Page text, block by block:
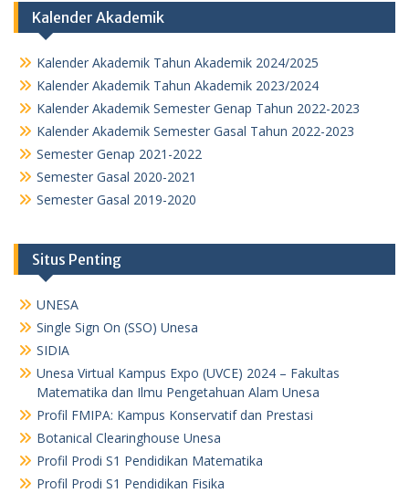
Kalender Akademik
Kalender Akademik Tahun Akademik 2024/2025
Kalender Akademik Tahun Akademik 2023/2024
Kalender Akademik Semester Genap Tahun 2022-2023
Kalender Akademik Semester Gasal Tahun 2022-2023
Semester Genap 2021-2022
Semester Gasal 2020-2021
Semester Gasal 2019-2020
Situs Penting
UNESA
Single Sign On (SSO) Unesa
SIDIA
Unesa Virtual Kampus Expo (UVCE) 2024 – Fakultas
Matematika dan Ilmu Pengetahuan Alam Unesa
Profil FMIPA: Kampus Konservatif dan Prestasi
Botanical Clearinghouse Unesa
Profil Prodi S1 Pendidikan Matematika
Profil Prodi S1 Pendidikan Fisika